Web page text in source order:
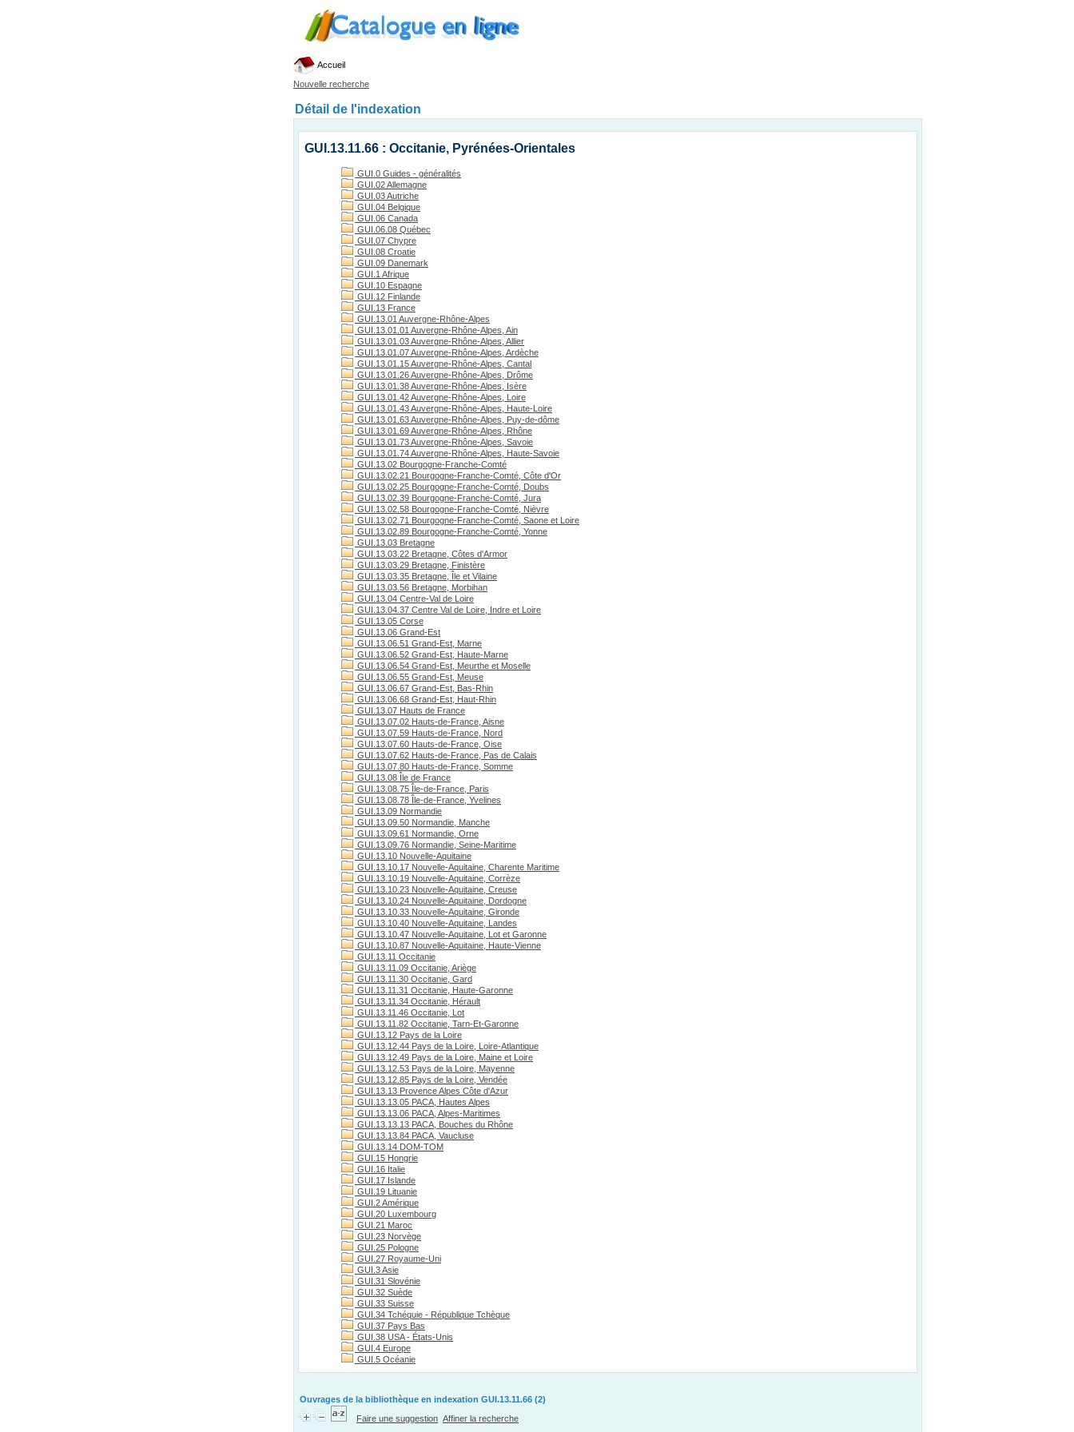
Accueil
Nouvelle recherche
Détail de l'indexation
GUI.13.11.66 : Occitanie, Pyrénées-Orientales
GUI.0 Guides - généralités
GUI.02 Allemagne
GUI.03 Autriche
GUI.04 Belgique
GUI.06 Canada
GUI.06.08 Québec
GUI.07 Chypre
GUI.08 Croatie
GUI.09 Danemark
GUI.1 Afrique
GUI.10 Espagne
GUI.12 Finlande
GUI.13 France
GUI.13.01 Auvergne-Rhône-Alpes
GUI.13.01.01 Auvergne-Rhône-Alpes, Ain
GUI.13.01.03 Auvergne-Rhône-Alpes, Allier
GUI.13.01.07 Auvergne-Rhône-Alpes, Ardèche
GUI.13.01.15 Auvergne-Rhône-Alpes, Cantal
GUI.13.01.26 Auvergne-Rhône-Alpes, Drôme
GUI.13.01.38 Auvergne-Rhône-Alpes, Isère
GUI.13.01.42 Auvergne-Rhône-Alpes, Loire
GUI.13.01.43 Auvergne-Rhône-Alpes, Haute-Loire
GUI.13.01.63 Auvergne-Rhône-Alpes, Puy-de-dôme
GUI.13.01.69 Auvergne-Rhône-Alpes, Rhône
GUI.13.01.73 Auvergne-Rhône-Alpes, Savoie
GUI.13.01.74 Auvergne-Rhône-Alpes, Haute-Savoie
GUI.13.02 Bourgogne-Franche-Comté
GUI.13.02.21 Bourgogne-Franche-Comté, Côte d'Or
GUI.13.02.25 Bourgogne-Franche-Comté, Doubs
GUI.13.02.39 Bourgogne-Franche-Comté, Jura
GUI.13.02.58 Bourgogne-Franche-Comté, Nièvre
GUI.13.02.71 Bourgogne-Franche-Comté, Saone et Loire
GUI.13.02.89 Bourgogne-Franche-Comté, Yonne
GUI.13.03 Bretagne
GUI.13.03.22 Bretagne, Côtes d'Armor
GUI.13.03.29 Bretagne, Finistère
GUI.13.03.35 Bretagne, Île et Vilaine
GUI.13.03.56 Bretagne, Morbihan
GUI.13.04 Centre-Val de Loire
GUI.13.04.37 Centre Val de Loire, Indre et Loire
GUI.13.05 Corse
GUI.13.06 Grand-Est
GUI.13.06.51 Grand-Est, Marne
GUI.13.06.52 Grand-Est, Haute-Marne
GUI.13.06.54 Grand-Est, Meurthe et Moselle
GUI.13.06.55 Grand-Est, Meuse
GUI.13.06.67 Grand-Est, Bas-Rhin
GUI.13.06.68 Grand-Est, Haut-Rhin
GUI.13.07 Hauts de France
GUI.13.07.02 Hauts-de-France, Aisne
GUI.13.07.59 Hauts-de-France, Nord
GUI.13.07.60 Hauts-de-France, Oise
GUI.13.07.62 Hauts-de-France, Pas de Calais
GUI.13.07.80 Hauts-de-France, Somme
GUI.13.08 Île de France
GUI.13.08.75 Île-de-France, Paris
GUI.13.08.78 Île-de-France, Yvelines
GUI.13.09 Normandie
GUI.13.09.50 Normandie, Manche
GUI.13.09.61 Normandie, Orne
GUI.13.09.76 Normandie, Seine-Maritime
GUI.13.10 Nouvelle-Aquitaine
GUI.13.10.17 Nouvelle-Aquitaine, Charente Maritime
GUI.13.10.19 Nouvelle-Aquitaine, Corrèze
GUI.13.10.23 Nouvelle-Aquitaine, Creuse
GUI.13.10.24 Nouvelle-Aquitaine, Dordogne
GUI.13.10.33 Nouvelle-Aquitaine, Gironde
GUI.13.10.40 Nouvelle-Aquitaine, Landes
GUI.13.10.47 Nouvelle-Aquitaine, Lot et Garonne
GUI.13.10.87 Nouvelle-Aquitaine, Haute-Vienne
GUI.13.11 Occitanie
GUI.13.11.09 Occitanie, Ariège
GUI.13.11.30 Occitanie, Gard
GUI.13.11.31 Occitanie, Haute-Garonne
GUI.13.11.34 Occitanie, Hérault
GUI.13.11.46 Occitanie, Lot
GUI.13.11.82 Occitanie, Tarn-Et-Garonne
GUI.13.12 Pays de la Loire
GUI.13.12.44 Pays de la Loire, Loire-Atlantique
GUI.13.12.49 Pays de la Loire, Maine et Loire
GUI.13.12.53 Pays de la Loire, Mayenne
GUI.13.12.85 Pays de la Loire, Vendée
GUI.13.13 Provence Alpes Côte d'Azur
GUI.13.13.05 PACA, Hautes Alpes
GUI.13.13.06 PACA, Alpes-Maritimes
GUI.13.13.13 PACA, Bouches du Rhône
GUI.13.13.84 PACA, Vaucluse
GUI.13.14 DOM-TOM
GUI.15 Hongrie
GUI.16 Italie
GUI.17 Islande
GUI.19 Lituanie
GUI.2 Amérique
GUI.20 Luxembourg
GUI.21 Maroc
GUI.23 Norvège
GUI.25 Pologne
GUI.27 Royaume-Uni
GUI.3 Asie
GUI.31 Slovénie
GUI.32 Suède
GUI.33 Suisse
GUI.34 Tchéquie - République Tchèque
GUI.37 Pays Bas
GUI.38 USA - États-Unis
GUI.4 Europe
GUI.5 Océanie
Ouvrages de la bibliothèque en indexation GUI.13.11.66 (2)
Faire une suggestion Affiner la recherche